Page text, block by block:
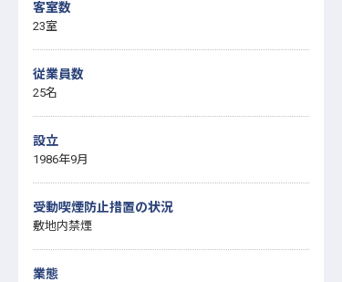
客室数
23室
従業員数
25名
設立
1986年9月
受動喫煙防止措置の状況
敷地内禁煙
業態